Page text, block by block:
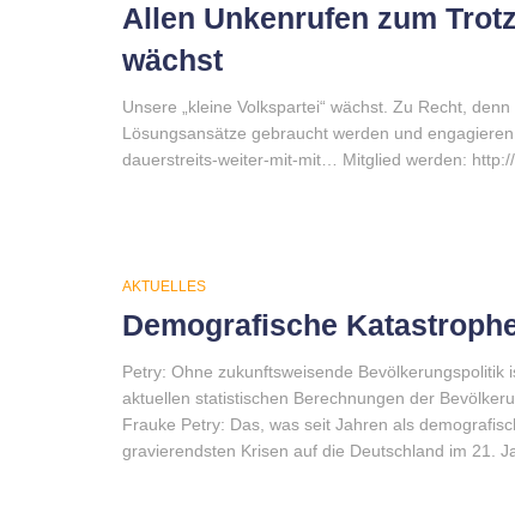
Allen Unkenrufen zum
wächst
Unsere „kleine Volkspartei“ wächst. Zu Recht,
Lösungsansätze gebraucht werden und
dauerstreits-weiter-mit-mit… Mitglied werden:
AKTUELLES
Demografische
Petry: Ohne zukunftsweisende
aktuellen statistischen Berechnungen der
Frauke Petry: Das, was seit Jahren als
gravierendsten Krisen auf die Deutschland im 21.